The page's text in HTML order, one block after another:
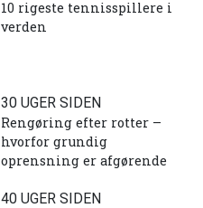
10 rigeste tennisspillere i
verden
30 UGER SIDEN
Rengøring efter rotter –
hvorfor grundig
oprensning er afgørende
40 UGER SIDEN